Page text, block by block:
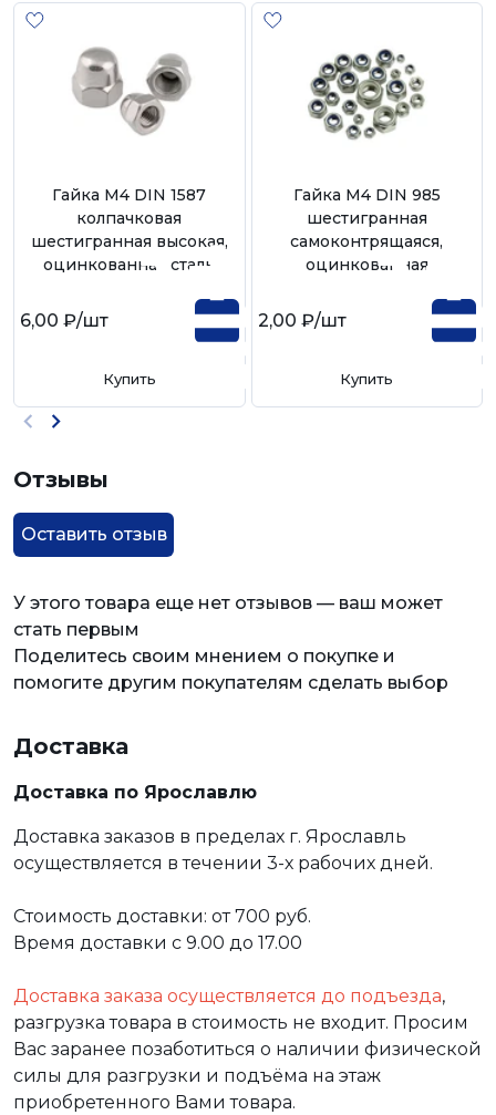
Гайка М4 DIN 1587
колпачковая
шестигранная высокая,
оцинкованная сталь
6,00 ₽/шт
Купить
Гайка М4 DIN 985
шестигранная
самоконтрящаяся,
оцинкованная
2,00 ₽/шт
Купить
Отзывы
Оставить отзыв
У этого товара еще нет отзывов — ваш может
стать первым
Поделитесь своим мнением о покупке и
помогите другим покупателям сделать выбор
Доставка
Доставка по Ярославлю
Доставка заказов в пределах г. Ярославль
осуществляется в течении 3-х рабочих дней.
Стоимость доставки: от 700 руб.
Время доставки с 9.00 до 17.00
Доставка заказа осуществляется до подъезда,
разгрузка товара в стоимость не входит. Просим
Вас заранее позаботиться о наличии физической
силы для разгрузки и подъёма на этаж
приобретенного Вами товара.